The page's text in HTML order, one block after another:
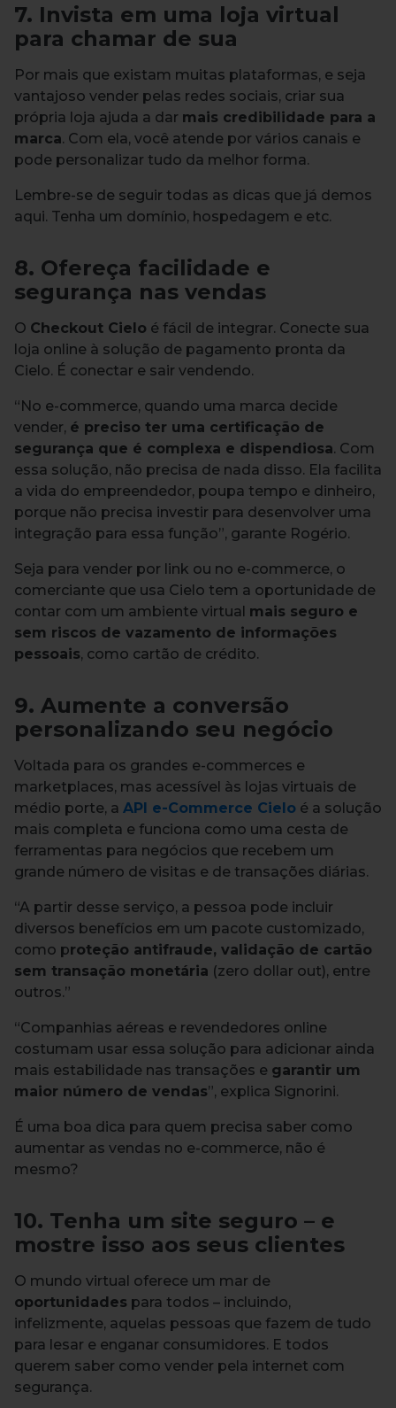
7. Invista em uma loja virtual
para chamar de sua
Por mais que existam muitas plataformas, e seja
vantajoso vender pelas redes sociais, criar sua
própria loja ajuda a dar mais credibilidade para a
marca. Com ela, você atende por vários canais e
pode personalizar tudo da melhor forma.
Lembre-se de seguir todas as dicas que já demos
aqui. Tenha um domínio, hospedagem e etc.
8. Ofereça facilidade e
segurança nas vendas
O Checkout Cielo é fácil de integrar. Conecte sua
loja online à solução de pagamento pronta da
Cielo. É conectar e sair vendendo.
“No e-commerce, quando uma marca decide
vender, é preciso ter uma certificação de
segurança que é complexa e dispendiosa. Com
essa solução, não precisa de nada disso. Ela facilita
a vida do empreendedor, poupa tempo e dinheiro,
porque não precisa investir para desenvolver uma
integração para essa função”, garante Rogério.
Seja para vender por link ou no e-commerce, o
comerciante que usa Cielo tem a oportunidade de
contar com um ambiente virtual mais seguro e
sem riscos de vazamento de informações
pessoais, como cartão de crédito.
9. Aumente a conversão
personalizando seu negócio
Voltada para os grandes e-commerces e
marketplaces, mas acessível às lojas virtuais de
médio porte, a API e-Commerce Cielo é a solução
mais completa e funciona como uma cesta de
ferramentas para negócios que recebem um
grande número de visitas e de transações diárias.
“A partir desse serviço, a pessoa pode incluir
diversos benefícios em um pacote customizado,
como proteção antifraude, validação de cartão
sem transação monetária (zero dollar out), entre
outros.”
“Companhias aéreas e revendedores online
costumam usar essa solução para adicionar ainda
mais estabilidade nas transações e garantir um
maior número de vendas”, explica Signorini.
É uma boa dica para quem precisa saber como
aumentar as vendas no e-commerce, não é
mesmo?
10. Tenha um site seguro – e
mostre isso aos seus clientes
O mundo virtual oferece um mar de
oportunidades para todos – incluindo,
infelizmente, aquelas pessoas que fazem de tudo
para lesar e enganar consumidores. E todos
querem saber como vender pela internet com
segurança.